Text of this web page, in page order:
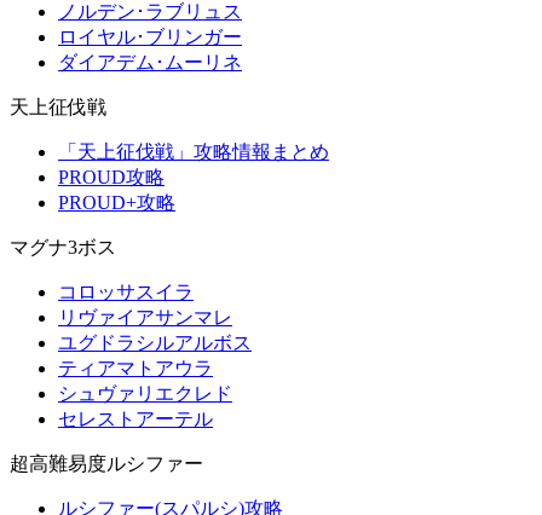
ノルデン･ラブリュス
ロイヤル･ブリンガー
ダイアデム･ムーリネ
天上征伐戦
「天上征伐戦」攻略情報まとめ
PROUD攻略
PROUD+攻略
マグナ3ボス
コロッサスイラ
リヴァイアサンマレ
ユグドラシルアルボス
ティアマトアウラ
シュヴァリエクレド
セレストアーテル
超高難易度ルシファー
ルシファー(スパルシ)攻略